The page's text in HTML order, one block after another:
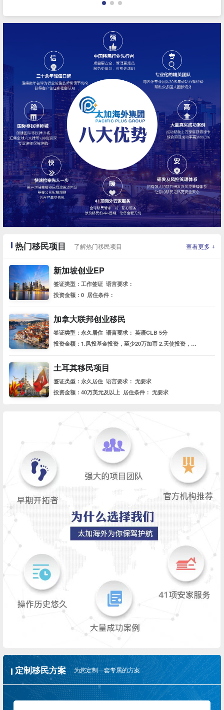
阿拉伯联合酋长国 巴拿马 格鲁吉亚
匈牙利
热门移民项目 了解热门移民项目 查看更多+
新加坡创业EP
签证类型：工作签证 语言要求：
投资金额：0 居住条件：
加拿大联邦创业移民
签证类型：永久居住 语言要求： 英语CLB 5分
投资金额：1.风投基金投资，至少20万加币 2.天使投资，至少7.5万加币 居住条件： 每5年住满2年
土耳其移民项目
签证类型：永久居住 语言要求： 无要求
投资金额：40万美元及以上 居住条件： 无要求
定制移民方案 为您定制一套专属的方案